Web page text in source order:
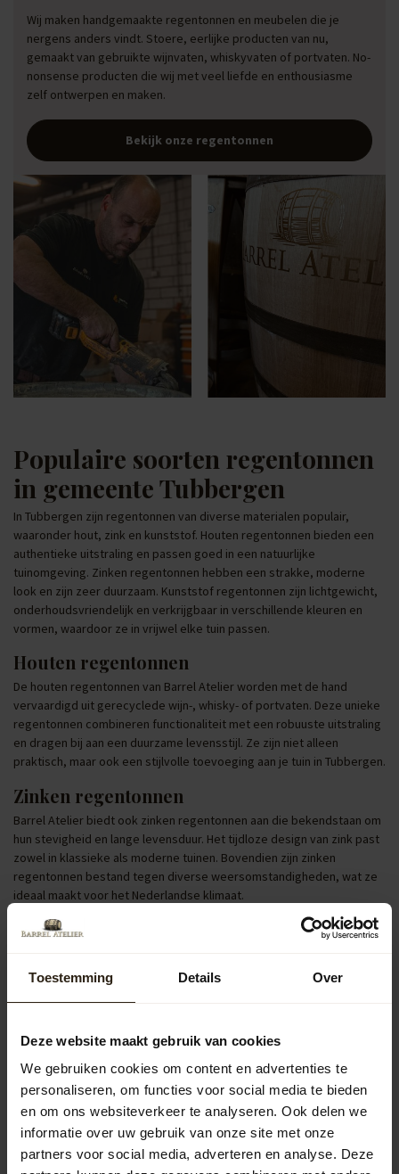
Toestemming Details Over
Deze website maakt gebruik van cookies
We gebruiken cookies om content en advertenties te
personaliseren, om functies voor social media te bieden
en om ons websiteverkeer te analyseren. Ook delen we
informatie over uw gebruik van onze site met onze
partners voor social media, adverteren en analyse. Deze
Wij maken handgemaakte regentonnen en meubelen die je
nergens anders vindt. Stoere, eerlijke producten van nu,
gemaakt van gebruikte wijnvaten, whiskyvaten of portvaten. No-
nonsense producten die wij met veel liefde en enthousiasme
zelf ontwerpen en maken.
Bekijk onze regentonnen
Populaire soorten regentonnen
in gemeente Tubbergen
In Tubbergen zijn regentonnen van diverse materialen populair,
waaronder hout, zink en kunststof. Houten regentonnen bieden een
authentieke uitstraling en passen goed in een natuurlijke
tuinomgeving. Zinken regentonnen hebben een strakke, moderne
look en zijn zeer duurzaam. Kunststof regentonnen zijn lichtgewicht,
onderhoudsvriendelijk en verkrijgbaar in verschillende kleuren en
vormen, waardoor ze in vrijwel elke tuin passen.
Houten regentonnen
De houten regentonnen van Barrel Atelier worden met de hand
vervaardigd uit gerecyclede wijn-, whisky- of portvaten. Deze unieke
regentonnen combineren functionaliteit met een robuuste uitstraling
en dragen bij aan een duurzame levensstijl. Ze zijn niet alleen
praktisch, maar ook een stijlvolle toevoeging aan je tuin in Tubbergen.
Zinken regentonnen
Barrel Atelier biedt ook zinken regentonnen aan die bekendstaan om
hun stevigheid en lange levensduur. Het tijdloze design van zink past
zowel in klassieke als moderne tuinen. Bovendien zijn zinken
regentonnen bestand tegen diverse weersomstandigheden, wat ze
ideaal maakt voor het Nederlandse klimaat.
Regentonnen met pomp of kraan
pomp of kraan. Hiermee kun je eenvoudig een gieter vullen of je tuin
Populaire categorieën
Regentonnen